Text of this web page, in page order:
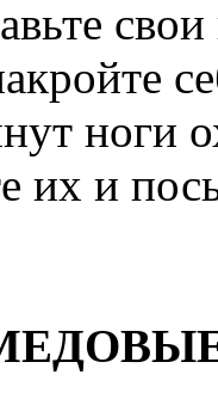
ноги
их и